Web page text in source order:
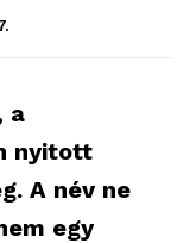
a
nyitott
A név ne
egy